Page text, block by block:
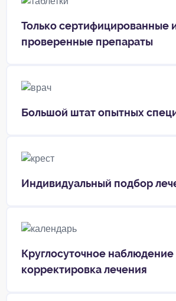
Только сертифицированные
проверенные препараты
Большой штат опытных
Индивидуальный подбор
Круглосуточное наблюдение
корректировка лечения